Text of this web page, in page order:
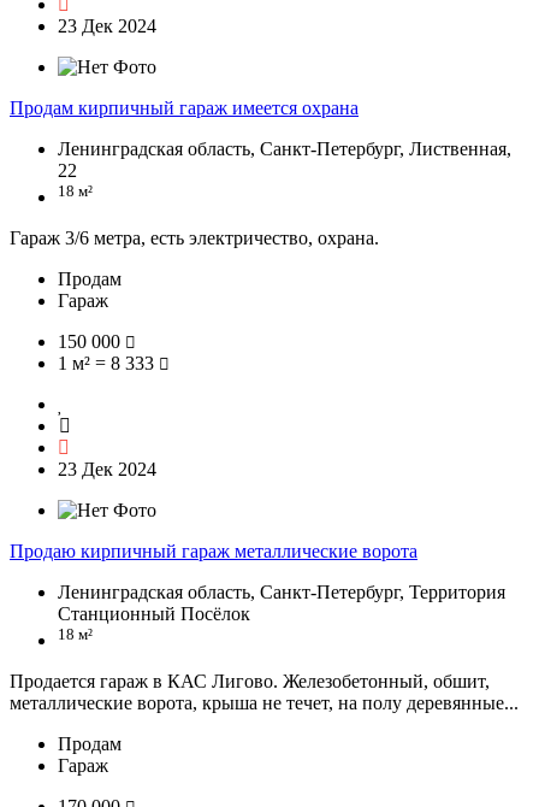
23 Дек 2024
Продам кирпичный гараж имеется охрана
Ленинградская область, Санкт-Петербург, Лиственная,
22
18 м²
Гараж 3/6 метра, есть электричество, охрана.
Продам
Гараж
150 000
1 м² = 8 333
23 Дек 2024
Продаю кирпичный гараж металлические ворота
Ленинградская область, Санкт-Петербург, Территория
Станционный Посёлок
18 м²
Продается гараж в КАС Лигово. Железобетонный, обшит,
металлические ворота, крыша не течет, на полу деревянные...
Продам
Гараж